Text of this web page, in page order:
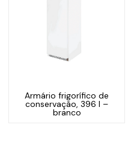
Armário frigorífico de
conservação, 396 l –
branco